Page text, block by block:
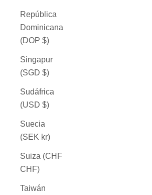
República
Dominicana
(DOP $)
Singapur
(SGD $)
Sudáfrica
(USD $)
Suecia
(SEK kr)
Suiza (CHF
CHF)
Taiwán